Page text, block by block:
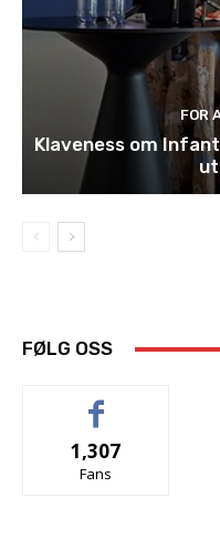
FOR
Klaveness om
FØLG OSS
1,307
Fans